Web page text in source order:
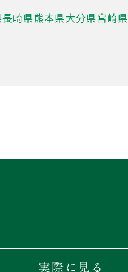
長崎県熊本県大分県宮崎県
実際に見る